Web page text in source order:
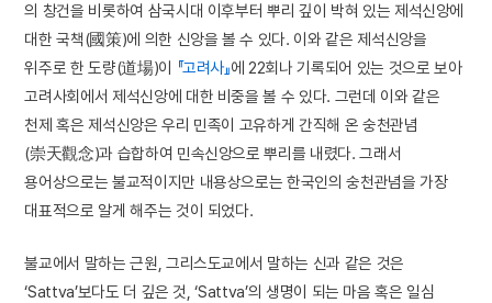
의 창건을 비롯하여 삼국시대 이후부터 뿌리 깊이 박혀 있는 제석신앙에
대한 국책(國策)에 의한 신앙을 볼 수 있다. 이와 같은 제석신앙을
위주로 한 도량(道場)이 『고려사』에 22회나 기록되어 있는 것으로 보아
고려사회에서 제석신앙에 대한 비중을 볼 수 있다. 그런데 이와 같은
천제 혹은 제석신앙은 우리 민족이 고유하게 간직해 온 숭천관념
(崇天觀念)과 습합하여 민속신앙으로 뿌리를 내렸다. 그래서
용어상으로는 불교적이지만 내용상으로는 한국인의 숭천관념을 가장
대표적으로 알게 해주는 것이 되었다.
불교에서 말하는 근원, 그리스도교에서 말하는 신과 같은 것은
‘Sattva’보다도 더 깊은 것, ‘Sattva’의 생명이 되는 마음 혹은 일심